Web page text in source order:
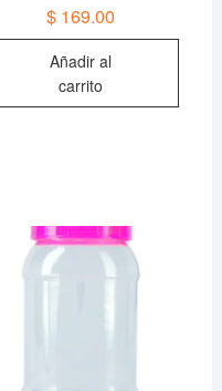
$ 169.00
Añadir al
carrito